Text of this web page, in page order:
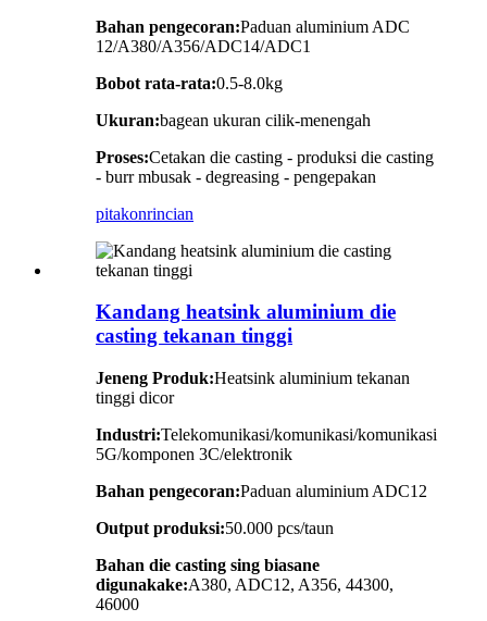
Bahan pengecoran:Paduan aluminium ADC
12/A380/A356/ADC14/ADC1
Bobot rata-rata:0.5-8.0kg
Ukuran:bagean ukuran cilik-menengah
Proses:Cetakan die casting - produksi die casting
- burr mbusak - degreasing - pengepakan
pitakonrincian
Kandang heatsink aluminium die
casting tekanan tinggi
Jeneng Produk:Heatsink aluminium tekanan
tinggi dicor
Industri:Telekomunikasi/komunikasi/komunikasi
5G/komponen 3C/elektronik
Bahan pengecoran:Paduan aluminium ADC12
Output produksi:50.000 pcs/taun
Bahan die casting sing biasane
digunakake:A380, ADC12, A356, 44300,
46000